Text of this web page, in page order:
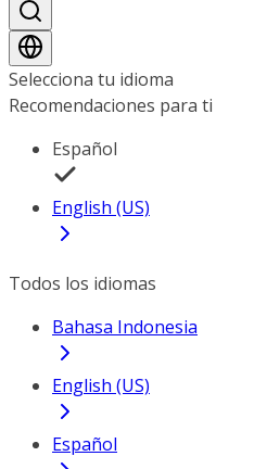
Selecciona tu idioma
Recomendaciones para ti
Español
English (US)
Todos los idiomas
Bahasa Indonesia
English (US)
Español